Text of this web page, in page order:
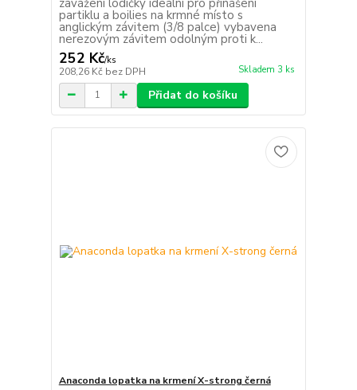
partiklu a boilies na krmné místo s
anglickým závitem (3/8 palce) vybavena
nerezovým závitem odolným proti k...
252 Kč/ks
208,26 Kč bez DPH Skladem 3 ks
Přidat do košíku
Anaconda lopatka na krmení X-strong černá